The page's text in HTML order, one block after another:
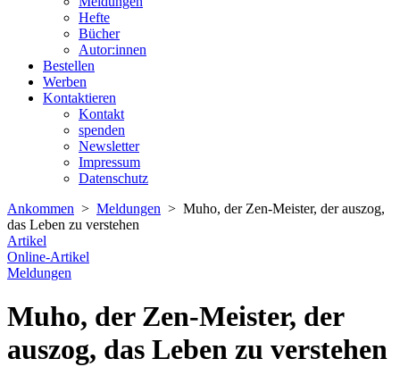
Hefte
Bücher
Autor:innen
Bestellen
Werben
Kontaktieren
Kontakt
spenden
Newsletter
Impressum
Datenschutz­
Ankommen > Meldungen > Muho, der Zen-Meister, der auszog,
das Leben zu verstehen
Artikel
Online-Artikel
Meldungen
Muho, der Zen-Meister, der
auszog, das Leben zu verstehen